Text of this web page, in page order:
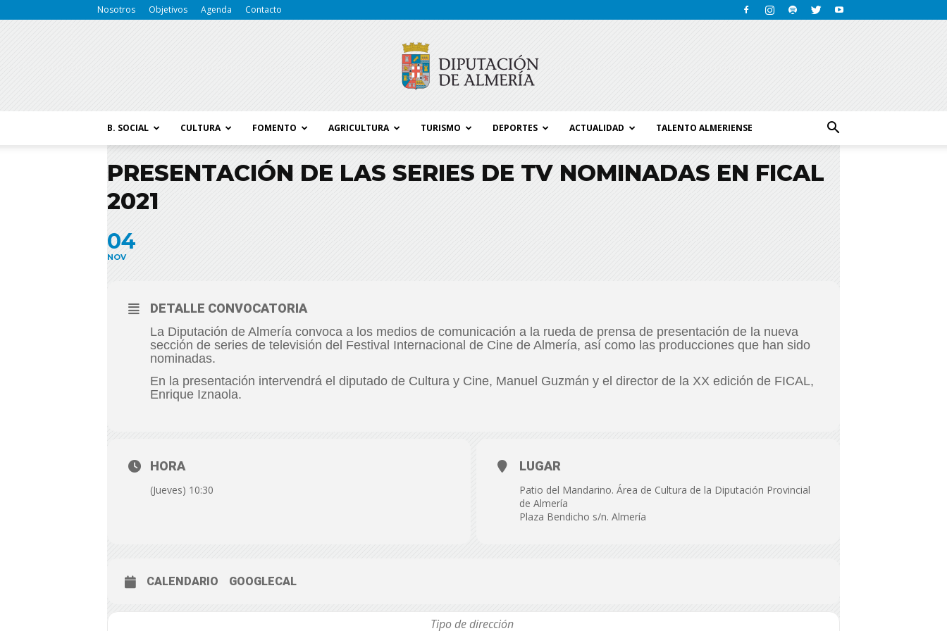
Nosotros Objetivos Agenda Contacto
B. SOCIAL CULTURA FOMENTO AGRICULTURA TURISMO DEPORTES ACTUALIDAD TALENTO ALMERIENSE
PRESENTACIÓN DE LAS SERIES DE TV NOMINADAS EN FICAL
2021
04
NOV
DETALLE CONVOCATORIA
La Diputación de Almería convoca a los medios de comunicación a la rueda de prensa de presentación de la nueva
sección de series de televisión del Festival Internacional de Cine de Almería, así como las producciones que han sido
nominadas.
En la presentación intervendrá el diputado de Cultura y Cine, Manuel Guzmán y el director de la XX edición de FICAL,
Enrique Iznaola.
HORA
(Jueves) 10:30
LUGAR
Patio del Mandarino. Área de Cultura de la Diputación Provincial
de Almería
Plaza Bendicho s/n. Almería
CALENDARIO GOOGLECAL